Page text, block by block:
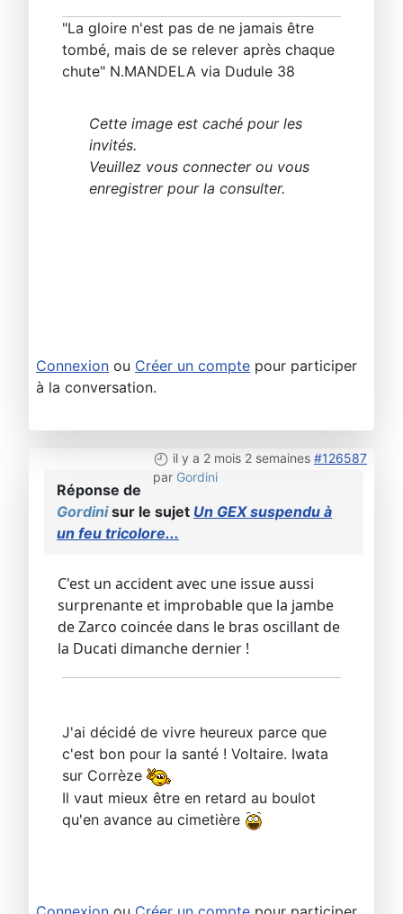
"La gloire n'est pas de ne jamais être
tombé, mais de se relever après chaque
chute" N.MANDELA via Dudule 38
Cette image est caché pour les
invités.
Veuillez vous connecter ou vous
enregistrer pour la consulter.
Connexion ou Créer un compte pour participer
à la conversation.
il y a 2 mois 2 semaines #126587
par Gordini
Réponse de
Gordinisur le sujet Un GEX suspendu à
un feu tricolore...
C'est un accident avec une issue aussi
surprenante et improbable que la jambe
de Zarco coincée dans le bras oscillant de
la Ducati dimanche dernier !
J'ai décidé de vivre heureux parce que
c'est bon pour la santé ! Voltaire. Iwata
sur Corrèze
Il vaut mieux être en retard au boulot
qu'en avance au cimetière